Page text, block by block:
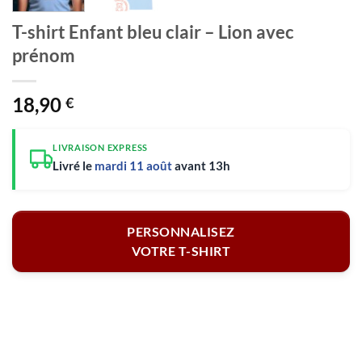
T-shirt Enfant bleu clair – Lion avec
prénom
18,90 €
LIVRAISON EXPRESS
Livré le mardi 11 aoûtavant 13h
PERSONNALISEZ
VOTRE T-SHIRT